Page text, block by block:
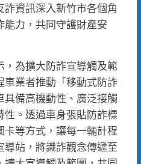
資訊深入新竹市各個角
能力，共同守護財產安
為擴大防詐宣導觸及範
車業者推動「移動式防詐
備高機動性、廣泛接觸
。透過車身張貼防詐標
等方式，讓每一輛計程
站，將識詐觀念傳遞至